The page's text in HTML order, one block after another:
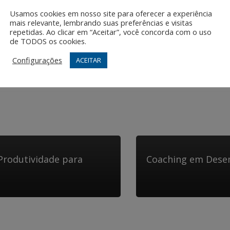
de PMEs na melhoria da comunicação
para o desenvolvimento profissional de todos os
poderosa para os funcionários de PMEs que desejam
aumento da autoconfiança, definição de metas claras e
para
Coaching em
Usamos cookies em nosso site para oferecer a experiência
mais relevante, lembrando suas preferências e visitas
repetidas. Ao clicar em “Aceitar”, você concorda com o uso
de TODOS os cookies.
Configurações
ACEITAR